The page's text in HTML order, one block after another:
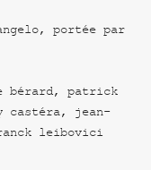
portée par
bérard, patrick
castéra, jean-
leibovici